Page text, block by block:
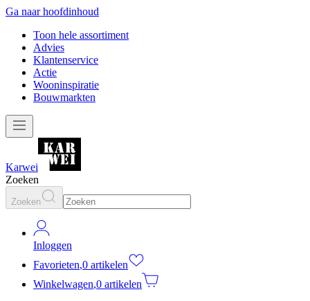
Ga naar hoofdinhoud
Toon hele assortiment
Advies
Klantenservice
Actie
Wooninspiratie
Bouwmarkten
Karwei
Zoeken
Zoeken
Inloggen
Favorieten,0 artikelen
Winkelwagen,0 artikelen